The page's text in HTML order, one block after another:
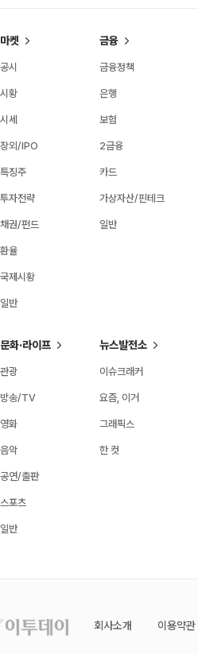
마켓
공시
시황
시세
장외/IPO
특징주
투자전략
채권/펀드
환율
국제시황
일반
금융
금융정책
은행
보험
2금융
카드
가상자산/핀테크
일반
문화·라이프
관광
방송/TV
영화
음악
공연/출판
스포츠
일반
뉴스발전소
이슈크래커
요즘, 이거
그래픽스
한 컷
회사소개 이용약관